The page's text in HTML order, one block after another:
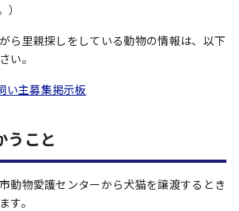
ら里親探しをしている動物の情報は、以下
い。
い主募集掲示板
こと
動物愛護センターから犬猫を譲渡するとき
す。